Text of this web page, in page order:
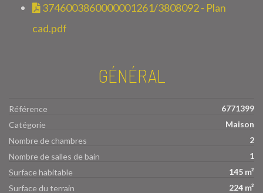
3746003860000001261/3808092 - Plan
cad.pdf
GÉNÉRAL
Référence
6771399
Catégorie
Maison
Nombre de chambres
2
Nombre de salles de bain
1
Surface habitable
145 m²
Surface du terrain
224 m²